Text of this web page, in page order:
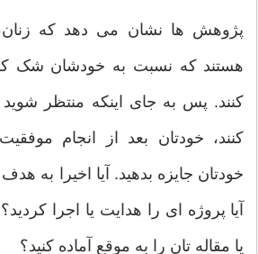
پژوهش ها نشان می دهد که
هستند که نسبت به خودشان شک
کنند. پس به جای اینکه منتظر شوید
کنند، خودتان بعد از انجام
خودتان جایزه بدهید. آیا اخیرا به
آیا پروژه ای را هدایت یا اجرا
یا مقاله تان را به موقع آماده کنید؟